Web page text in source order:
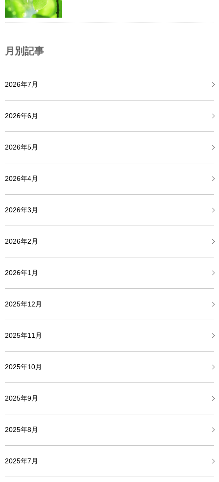
月別記事
2026年7月
2026年6月
2026年5月
2026年4月
2026年3月
2026年2月
2026年1月
2025年12月
2025年11月
2025年10月
2025年9月
2025年8月
2025年7月